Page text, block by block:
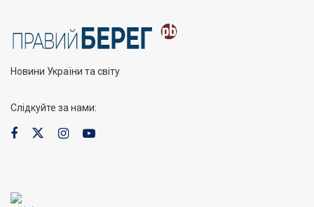
Новини України та світу
Слідкуйте за нами: